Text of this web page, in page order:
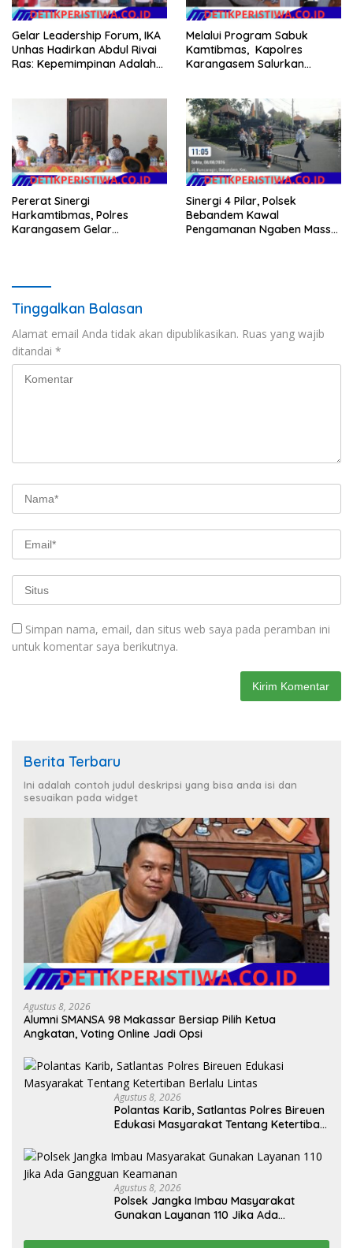
Gelar Leadership Forum, IKA
Unhas Hadirkan Abdul Rivai
Ras: Kepemimpinan Adalah
Melalui Program Sabuk
Kamtibmas, Kapolres
Karangasem Salurkan
Pererat Sinergi
Harkamtibmas, Polres
Karangasem Gelar
Sinergi 4 Pilar, Polsek
Bebandem Kawal
Pengamanan Ngaben Massal
Tinggalkan Balasan
Alamat email Anda tidak akan dipublikasikan. Ruas yang wajib
ditandai *
Simpan nama, email, dan situs web saya pada peramban ini
untuk komentar saya berikutnya.
Berita Terbaru
Ini adalah contoh judul deskripsi yang bisa anda isi dan
sesuaikan pada widget
Agustus 8, 2026
Alumni SMANSA 98 Makassar Bersiap Pilih Ketua
Angkatan, Voting Online Jadi Opsi
Agustus 8, 2026
Polantas Karib, Satlantas Polres Bireuen
Edukasi Masyarakat Tentang Ketertiban
Agustus 8, 2026
Polsek Jangka Imbau Masyarakat
Gunakan Layanan 110 Jika Ada